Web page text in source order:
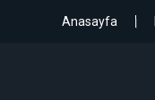
Anasayfa